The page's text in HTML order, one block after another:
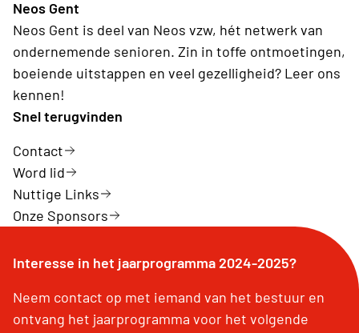
Neos Gent
Neos Gent is deel van Neos vzw, hét netwerk van
ondernemende senioren. Zin in toffe ontmoetingen,
boeiende uitstappen en veel gezelligheid? Leer ons
kennen!
Snel terugvinden
Contact
Word lid
Nuttige Links
Onze Sponsors
Interesse in het jaarprogramma 2024-2025?
Neem contact op met iemand van het bestuur en
ontvang het jaarprogramma voor het volgende